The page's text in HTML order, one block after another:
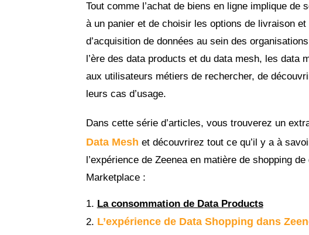
Tout comme l’achat de biens en ligne implique de
à un panier et de choisir les options de livraison
d’acquisition de données au sein des
l’ère des data products et du data mesh, les data
aux utilisateurs métiers de rechercher, de
leurs cas d’usage.
Dans cette série d’articles, vous trouverez un
Data Mesh et découvrirez tout ce qu’il y a à
l’expérience de Zeenea en matière de shopping
Marketplace :
La consommation de Data Products
L’expérience de Data Shopping dans